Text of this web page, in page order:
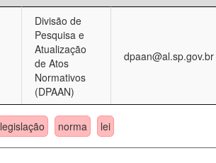
Divisão de
Pesquisa e
Atualização
de Atos
Normativos
(DPAAN)
dpaan@al.sp.gov.br
legislação norma lei